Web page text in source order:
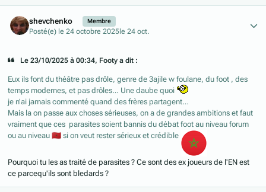
shevchenko Membre
Posté(e) le 24 octobre 2025 le 24 oct.
Le 23/10/2025 à 00:34, Footy a dit :
Eux ils font du théâtre pas drôle, genre de 3ajile w foulane, du foot , des
temps modernes, et pas drôles… Une daube quoi
je n’ai jamais commenté quand des frères partagent…
Mais la on passe aux choses sérieuses, on a de grandes ambitions et faut
vraiment que ces parasites soient bannis du débat foot au niveau forum
ou au niveau 🇲🇦 si on veut rester sérieux et crédible
Pourquoi tu les as traité de parasites ? Ce sont des ex joueurs de l'EN est
ce parcequ'ils sont bledards ?